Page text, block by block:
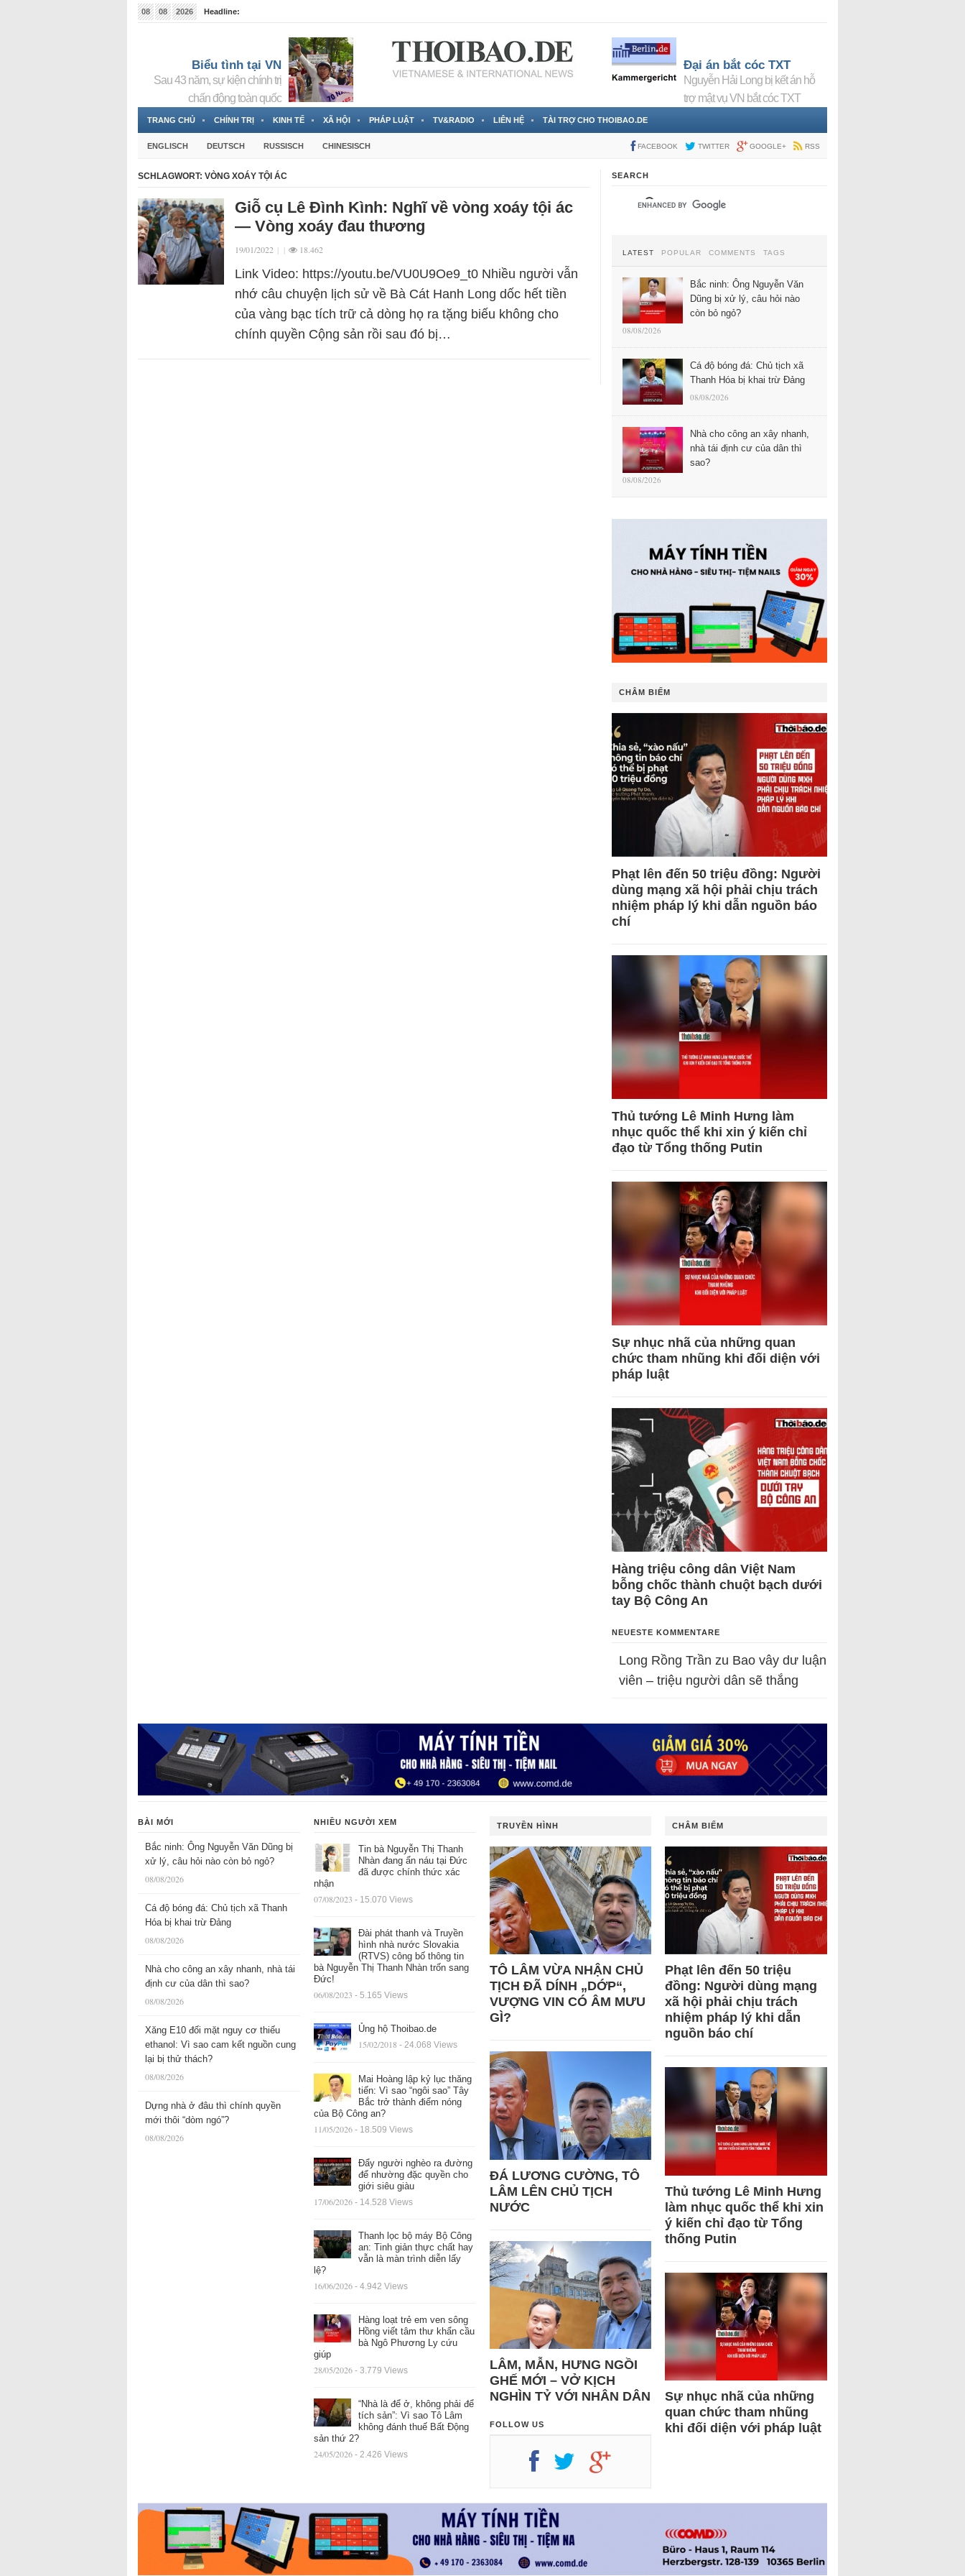
08 08 2026
Headline:
Biểu tình tại VN
Sau 43 năm, sự kiện chính trị
chấn động toàn quốc
Đại án bắt cóc TXT
Nguyễn Hải Long bị kết án hỗ
trợ mật vụ VN bắt cóc TXT
TRANG CHỦ CHÍNH TRỊ KINH TẾ XÃ HỘI PHÁP LUẬT TV&RADIO LIÊN HỆ TÀI TRỢ CHO THOIBAO.DE
ENGLISCH DEUTSCH RUSSISCH CHINESISCH FACEBOOK TWITTER GOOGLE+ RSS
SCHLAGWORT: VÒNG XOÁY TỘI ÁC
Giỗ cụ Lê Đình Kình: Nghĩ về vòng xoáy tội ác
— Vòng xoáy đau thương
19/01/2022 | | 18.462
Link Video: https://youtu.be/VU0U9Oe9_t0 Nhiều người vẫn
nhớ câu chuyện lịch sử về Bà Cát Hanh Long dốc hết tiền
của vàng bạc tích trữ cả dòng họ ra tặng biếu không cho
chính quyền Cộng sản rồi sau đó bị…
SEARCH
LATEST POPULAR COMMENTS TAGS
Bắc ninh: Ông Nguyễn Văn
Dũng bị xử lý, câu hỏi nào
còn bỏ ngỏ?
08/08/2026
Cá độ bóng đá: Chủ tịch xã
Thanh Hóa bị khai trừ Đảng
08/08/2026
Nhà cho công an xây nhanh,
nhà tái định cư của dân thì
sao?
08/08/2026
CHÂM BIẾM
Phạt lên đến 50 triệu đồng: Người
dùng mạng xã hội phải chịu trách
nhiệm pháp lý khi dẫn nguồn báo
chí
Thủ tướng Lê Minh Hưng làm
nhục quốc thể khi xin ý kiến chỉ
đạo từ Tổng thống Putin
Sự nhục nhã của những quan
chức tham nhũng khi đối diện với
pháp luật
Hàng triệu công dân Việt Nam
bỗng chốc thành chuột bạch dưới
tay Bộ Công An
NEUESTE KOMMENTARE
Long Rồng Trần zu Bao vây dư luận
viên – triệu người dân sẽ thắng
BÀI MỚI
Bắc ninh: Ông Nguyễn Văn Dũng bị
xử lý, câu hỏi nào còn bỏ ngỏ?
08/08/2026
Cá độ bóng đá: Chủ tịch xã Thanh
Hóa bị khai trừ Đảng
08/08/2026
Nhà cho công an xây nhanh, nhà tái
định cư của dân thì sao?
08/08/2026
Xăng E10 đối mặt nguy cơ thiếu
ethanol: Vì sao cam kết nguồn cung
lại bị thử thách?
08/08/2026
Dựng nhà ở đâu thì chính quyền
mới thôi “dòm ngó”?
08/08/2026
NHIỀU NGƯỜI XEM
Tin bà Nguyễn Thị Thanh
Nhàn đang ẩn náu tại Đức
đã được chính thức xác
nhận
07/08/2023 - 15.070 Views
Đài phát thanh và Truyền
hình nhà nước Slovakia
(RTVS) công bố thông tin
bà Nguyễn Thị Thanh Nhàn trốn sang
Đức!
06/08/2023 - 5.165 Views
Ủng hộ Thoibao.de
15/02/2018 - 24.068 Views
Mai Hoàng lập kỷ lục thăng
tiến: Vì sao “ngôi sao” Tây
Bắc trở thành điểm nóng
của Bộ Công an?
11/05/2026 - 18.509 Views
Đẩy người nghèo ra đường
để nhường đặc quyền cho
giới siêu giàu
17/06/2026 - 14.528 Views
Thanh lọc bộ máy Bộ Công
an: Tinh giản thực chất hay
vẫn là màn trình diễn lấy
lệ?
16/06/2026 - 4.942 Views
Hàng loạt trẻ em ven sông
Hồng viết tâm thư khẩn cầu
bà Ngô Phương Ly cứu
giúp
28/05/2026 - 3.779 Views
“Nhà là để ở, không phải để
tích sản”: Vì sao Tô Lâm
không đánh thuế Bất Động
sản thứ 2?
24/05/2026 - 2.426 Views
TRUYỀN HÌNH
TÔ LÂM VỪA NHẬN CHỦ
TỊCH ĐÃ DÍNH „DỚP“,
VƯỢNG VIN CÓ ÂM MƯU
GÌ?
ĐÁ LƯƠNG CƯỜNG, TÔ
LÂM LÊN CHỦ TỊCH
NƯỚC
LÂM, MẪN, HƯNG NGỒI
GHẾ MỚI – VỞ KỊCH
NGHÌN TỶ VỚI NHÂN DÂN
FOLLOW US
CHÂM BIẾM
Phạt lên đến 50 triệu
đồng: Người dùng mạng
xã hội phải chịu trách
nhiệm pháp lý khi dẫn
nguồn báo chí
Thủ tướng Lê Minh Hưng
làm nhục quốc thể khi xin
ý kiến chỉ đạo từ Tổng
thống Putin
Sự nhục nhã của những
quan chức tham nhũng
khi đối diện với pháp luật